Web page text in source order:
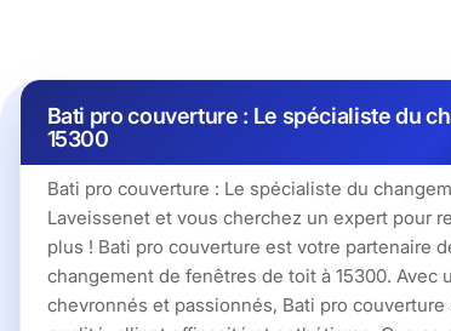
Bati pro couverture : Le spécialiste du
15300
Bati pro couverture : Le spécialiste du
Laveissenet et vous cherchez un expert pour
plus ! Bati pro couverture est votre partenaire
changement de fenêtres de toit à 15300. Avec
chevronnés et passionnés, Bati pro